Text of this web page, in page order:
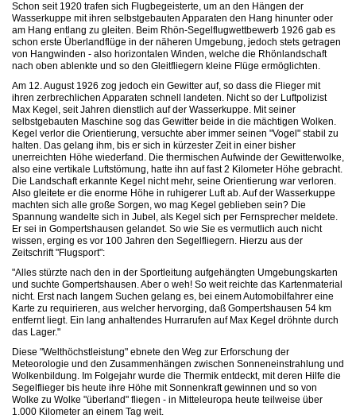
Schon seit 1920 trafen sich Flugbegeisterte, um an den Hängen der
Wasserkuppe mit ihren selbstgebauten Apparaten den Hang hinunter oder
am Hang entlang zu gleiten. Beim Rhön-Segelflugwettbewerb 1926 gab es
schon erste Überlandflüge in der näheren Umgebung, jedoch stets getragen
von Hangwinden - also horizontalen Winden, welche die Rhönlandschaft
nach oben ablenkte und so den Gleitfliegern kleine Flüge ermöglichten.
Am 12. August 1926 zog jedoch ein Gewitter auf, so dass die Flieger mit
ihren zerbrechlichen Apparaten schnell landeten. Nicht so der Luftpolizist
Max Kegel, seit Jahren dienstlich auf der Wasserkuppe. Mit seiner
selbstgebauten Maschine sog das Gewitter beide in die mächtigen Wolken.
Kegel verlor die Orientierung, versuchte aber immer seinen "Vogel" stabil zu
halten. Das gelang ihm, bis er sich in kürzester Zeit in einer bisher
unerreichten Höhe wiederfand. Die thermischen Aufwinde der Gewitterwolke,
also eine vertikale Luftstömung, hatte ihn auf fast 2 Kilometer Höhe gebracht.
Die Landschaft erkannte Kegel nicht mehr, seine Orientierung war verloren.
Also gleitete er die enorme Höhe in ruhigerer Luft ab. Auf der Wasserkuppe
machten sich alle große Sorgen, wo mag Kegel geblieben sein? Die
Spannung wandelte sich in Jubel, als Kegel sich per Fernsprecher meldete.
Er sei in Gompertshausen gelandet. So wie Sie es vermutlich auch nicht
wissen, erging es vor 100 Jahren den Segelfliegern. Hierzu aus der
Zeitschrift "Flugsport":
"Alles stürzte nach den in der Sportleitung aufgehängten Umgebungskarten
und suchte Gompertshausen. Aber o weh! So weit reichte das Kartenmaterial
nicht. Erst nach langem Suchen gelang es, bei einem Automobilfahrer eine
Karte zu requirieren, aus welcher hervorging, daß Gompertshausen 54 km
entfernt liegt. Ein lang anhaltendes Hurrarufen auf Max Kegel dröhnte durch
das Lager."
Diese "Welthöchstleistung" ebnete den Weg zur Erforschung der
Meteorologie und den Zusammenhängen zwischen Sonneneinstrahlung und
Wolkenbildung. Im Folgejahr wurde die Thermik entdeckt, mit deren Hilfe die
Segelflieger bis heute ihre Höhe mit Sonnenkraft gewinnen und so von
Wolke zu Wolke "überland" fliegen - in Mitteleuropa heute teilweise über
1.000 Kilometer an einem Tag weit.